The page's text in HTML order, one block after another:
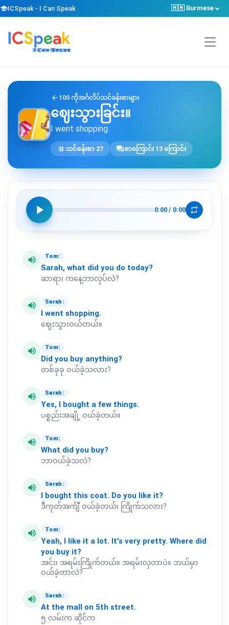
schoolICSpeak - I Can Speak 🇲🇲 Burmese
arrow_back 100 ကိုအင်္ဂလိပ်သင်ခန်းစာများ
ဈေးသွားခြင်း။
I went shopping.
tagသင်ခန်းစာ 27 forumစာကြောင်း 13 ကြောင်း
play_arrow 0:00 / 0:00 repeat
volume_up Tom:
Sarah, what did you do today?
ဆာရာ၊ ကနေ့ဘာလုပ်လဲ?
volume_up Sarah:
I went shopping.
ဈေးသွားဝယ်တယ်။
volume_up Tom:
Did you buy anything?
တစ်ခုခု ဝယ်ခဲ့သလား?
volume_up Sarah:
Yes, I bought a few things.
ပစ္စည်းအချို့ ဝယ်ခဲ့တယ်။
volume_up Tom:
What did you buy?
ဘာဝယ်ခဲ့သလဲ?
volume_up Sarah:
I bought this coat. Do you like it?
ဒီကုတ်အင်္ကျီ ဝယ်ခဲ့တယ်၊ ကြိုက်သလား?
volume_up Tom:
Yeah, I like it a lot. It's very pretty. Where did
you buy it?
အင်း၊ အရမ်းကြိုက်တယ်။ အရမ်းလှတာပဲ။ ဘယ်မှာ
ဝယ်ခဲ့တာလဲ?
volume_up Sarah:
At the mall on 5th street.
၅ လမ်းက ဆိုင်က